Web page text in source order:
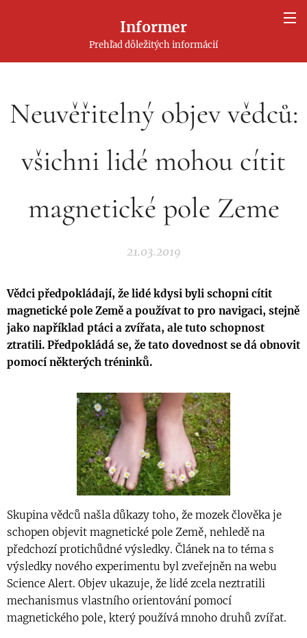
Informer
Prehľad dôležitých informácií
Neuvěřitelný objev vědců:
všichni lidé mohou cítit
magnetické pole Zeme
21.03.2019
Vědci předpokládají, že lidé kdysi byli schopni cítit
magnetické pole Země a používat to pro navigaci, stejně
jako například ptáci a zvířata, ale tuto schopnost
ztratili. Předpokládá se, že tato dovednost se dá obnovit
pomocí některých tréninků.
Skupina vědců našla důkazy toho, že mozek člověka je
schopen objevit magnetické pole Země, nehledě na
předchozí protichůdné výsledky. Článek na to téma s
výsledky nového experimentu byl zveřejněn na webu
Science Alert. Objev ukazuje, že lidé zcela neztratili
mechanismus vlastního orientování pomocí
magnetického pole, který používá mnoho druhů zvířat.